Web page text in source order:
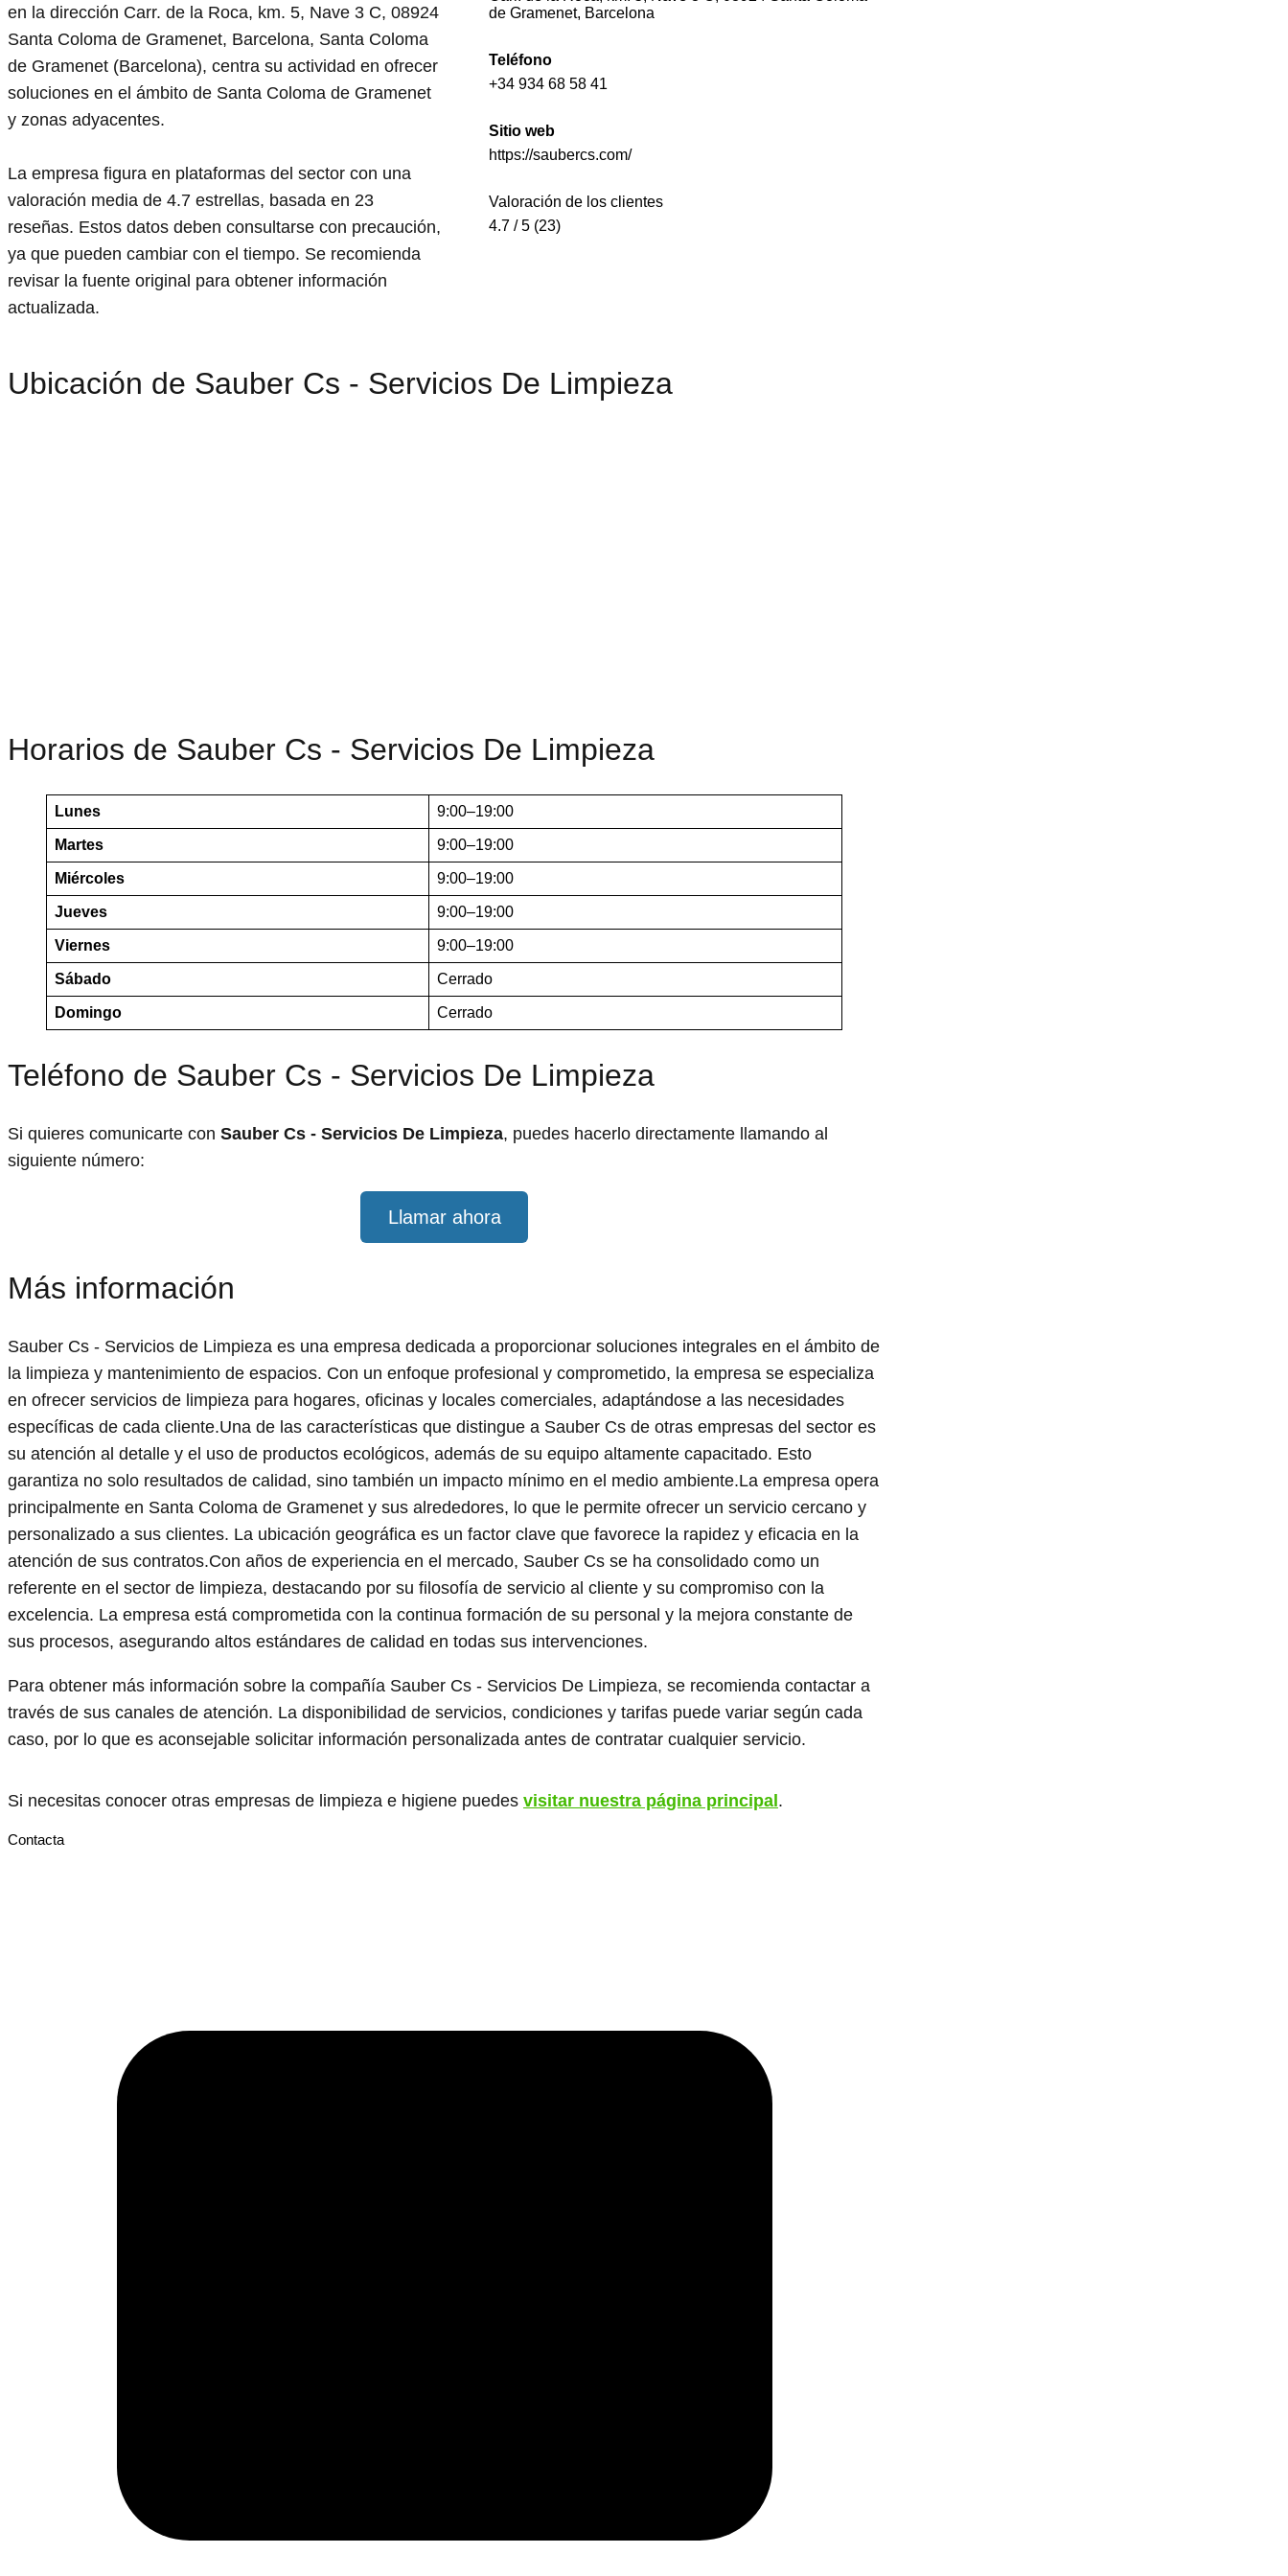
en la dirección Carr. de la Roca, km. 5, Nave 3 C, 08924
Santa Coloma de Gramenet, Barcelona, Santa Coloma
de Gramenet (Barcelona), centra su actividad en ofrecer
soluciones en el ámbito de Santa Coloma de Gramenet
y zonas adyacentes.
La empresa figura en plataformas del sector con una
valoración media de 4.7 estrellas, basada en 23
reseñas. Estos datos deben consultarse con precaución,
ya que pueden cambiar con el tiempo. Se recomienda
revisar la fuente original para obtener información
actualizada.
de Gramenet, Barcelona
Teléfono
+34 934 68 58 41
Sitio web
https://saubercs.com/
Valoración de los clientes
4.7 / 5 (23)
Ubicación de Sauber Cs - Servicios De Limpieza
Horarios de Sauber Cs - Servicios De Limpieza
Lunes 9:00–19:00
Martes 9:00–19:00
Miércoles 9:00–19:00
Jueves 9:00–19:00
Viernes 9:00–19:00
Sábado Cerrado
Domingo Cerrado
Teléfono de Sauber Cs - Servicios De Limpieza
Si quieres comunicarte con Sauber Cs - Servicios De Limpieza, puedes hacerlo directamente llamando al
siguiente número:
Llamar ahora
Más información
Sauber Cs - Servicios de Limpieza es una empresa dedicada a proporcionar soluciones integrales en el ámbito de
la limpieza y mantenimiento de espacios. Con un enfoque profesional y comprometido, la empresa se especializa
en ofrecer servicios de limpieza para hogares, oficinas y locales comerciales, adaptándose a las necesidades
específicas de cada cliente.Una de las características que distingue a Sauber Cs de otras empresas del sector es
su atención al detalle y el uso de productos ecológicos, además de su equipo altamente capacitado. Esto
garantiza no solo resultados de calidad, sino también un impacto mínimo en el medio ambiente.La empresa opera
principalmente en Santa Coloma de Gramenet y sus alrededores, lo que le permite ofrecer un servicio cercano y
personalizado a sus clientes. La ubicación geográfica es un factor clave que favorece la rapidez y eficacia en la
atención de sus contratos.Con años de experiencia en el mercado, Sauber Cs se ha consolidado como un
referente en el sector de limpieza, destacando por su filosofía de servicio al cliente y su compromiso con la
excelencia. La empresa está comprometida con la continua formación de su personal y la mejora constante de
sus procesos, asegurando altos estándares de calidad en todas sus intervenciones.
Para obtener más información sobre la compañía Sauber Cs - Servicios De Limpieza, se recomienda contactar a
través de sus canales de atención. La disponibilidad de servicios, condiciones y tarifas puede variar según cada
caso, por lo que es aconsejable solicitar información personalizada antes de contratar cualquier servicio.
Si necesitas conocer otras empresas de limpieza e higiene puedes visitar nuestra página principal .
Contacta